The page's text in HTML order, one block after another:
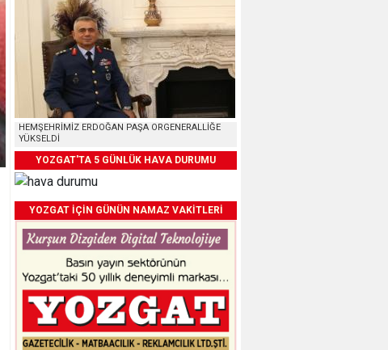
HEMŞEHRİMİZ ERDOĞAN PAŞA ORGENERALLİĞE
YÜKSELDİ
YOZGAT'TA 5 GÜNLÜK HAVA DURUMU
YOZGAT İÇİN GÜNÜN NAMAZ VAKİTLERİ